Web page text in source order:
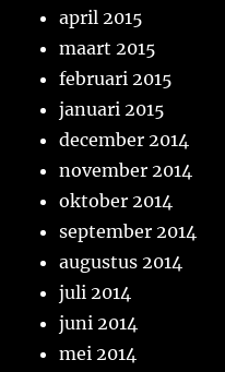
april 2015
maart 2015
februari 2015
januari 2015
december 2014
november 2014
oktober 2014
september 2014
augustus 2014
juli 2014
juni 2014
mei 2014